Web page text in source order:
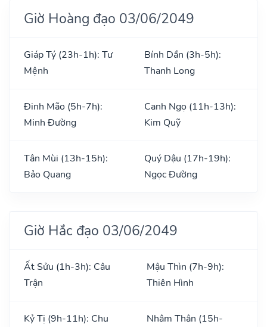
Giờ Hoàng đạo 03/06/2049
Giáp Tý (23h-1h): Tư
Mệnh
Bính Dần (3h-5h):
Thanh Long
Đinh Mão (5h-7h):
Minh Đường
Canh Ngọ (11h-13h):
Kim Quỹ
Tân Mùi (13h-15h):
Bảo Quang
Quý Dậu (17h-19h):
Ngọc Đường
Giờ Hắc đạo 03/06/2049
Ất Sửu (1h-3h): Câu
Trận
Mậu Thìn (7h-9h):
Thiên Hình
Kỷ Tị (9h-11h): Chu
Nhâm Thân (15h-